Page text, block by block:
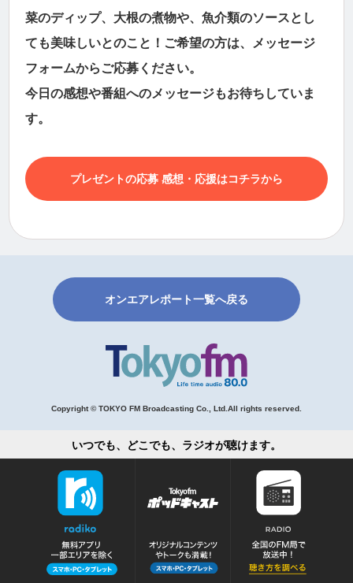
菜のディップ、大根の煮物や、魚介類のソースとし
ても美味しいとのこと！ご希望の方は、メッセージ
フォームからご応募ください。
今日の感想や番組へのメッセージもお待ちしていま
す。
プレゼントの応募 感想・応援はコチラから
オンエアレポート一覧へ戻る
Copyright © TOKYO FM Broadcasting Co., Ltd.All rights reserved.
いつでも、どこでも、ラジオが聴けます。